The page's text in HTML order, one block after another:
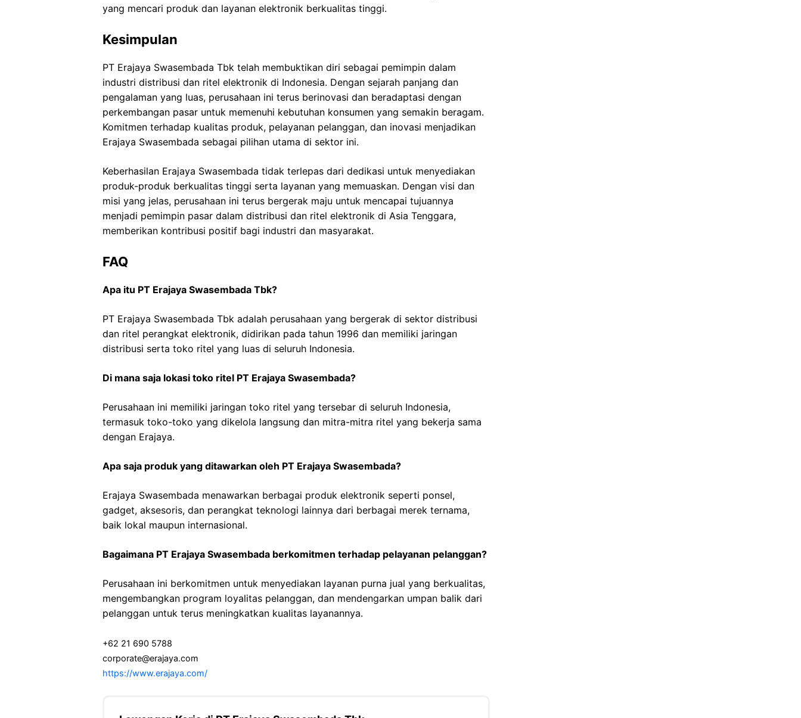
yang mencari produk dan layanan elektronik berkualitas tinggi.
Kesimpulan
PT Erajaya Swasembada Tbk telah membuktikan diri sebagai pemimpin dalam
industri distribusi dan ritel elektronik di Indonesia. Dengan sejarah panjang dan
pengalaman yang luas, perusahaan ini terus berinovasi dan beradaptasi dengan
perkembangan pasar untuk memenuhi kebutuhan konsumen yang semakin beragam.
Komitmen terhadap kualitas produk, pelayanan pelanggan, dan inovasi menjadikan
Erajaya Swasembada sebagai pilihan utama di sektor ini.
Keberhasilan Erajaya Swasembada tidak terlepas dari dedikasi untuk menyediakan
produk-produk berkualitas tinggi serta layanan yang memuaskan. Dengan visi dan
misi yang jelas, perusahaan ini terus bergerak maju untuk mencapai tujuannya
menjadi pemimpin pasar dalam distribusi dan ritel elektronik di Asia Tenggara,
memberikan kontribusi positif bagi industri dan masyarakat.
FAQ
Apa itu PT Erajaya Swasembada Tbk?
PT Erajaya Swasembada Tbk adalah perusahaan yang bergerak di sektor distribusi
dan ritel perangkat elektronik, didirikan pada tahun 1996 dan memiliki jaringan
distribusi serta toko ritel yang luas di seluruh Indonesia.
Di mana saja lokasi toko ritel PT Erajaya Swasembada?
Perusahaan ini memiliki jaringan toko ritel yang tersebar di seluruh Indonesia,
termasuk toko-toko yang dikelola langsung dan mitra-mitra ritel yang bekerja sama
dengan Erajaya.
Apa saja produk yang ditawarkan oleh PT Erajaya Swasembada?
Erajaya Swasembada menawarkan berbagai produk elektronik seperti ponsel,
gadget, aksesoris, dan perangkat teknologi lainnya dari berbagai merek ternama,
baik lokal maupun internasional.
Bagaimana PT Erajaya Swasembada berkomitmen terhadap pelayanan pelanggan?
Perusahaan ini berkomitmen untuk menyediakan layanan purna jual yang berkualitas,
mengembangkan program loyalitas pelanggan, dan mendengarkan umpan balik dari
pelanggan untuk terus meningkatkan kualitas layanannya.
+62 21 690 5788
corporate@erajaya.com
https://www.erajaya.com/